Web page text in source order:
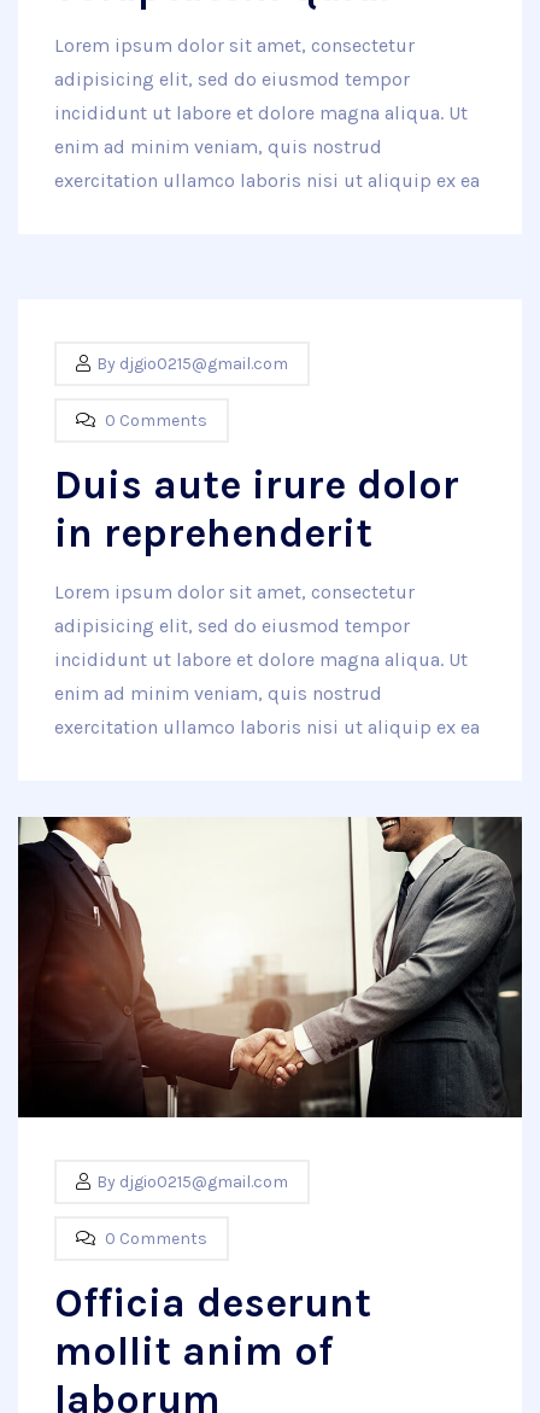
Lorem ipsum dolor sit amet, consectetur
adipisicing elit, sed do eiusmod tempor
incididunt ut labore et dolore magna aliqua. Ut
enim ad minim veniam, quis nostrud
exercitation ullamco laboris nisi ut aliquip ex ea
By djgio0215@gmail.com
0 Comments
Duis aute irure dolor
in reprehenderit
Lorem ipsum dolor sit amet, consectetur
adipisicing elit, sed do eiusmod tempor
incididunt ut labore et dolore magna aliqua. Ut
enim ad minim veniam, quis nostrud
exercitation ullamco laboris nisi ut aliquip ex ea
By djgio0215@gmail.com
0 Comments
Officia deserunt
mollit anim of
laborum